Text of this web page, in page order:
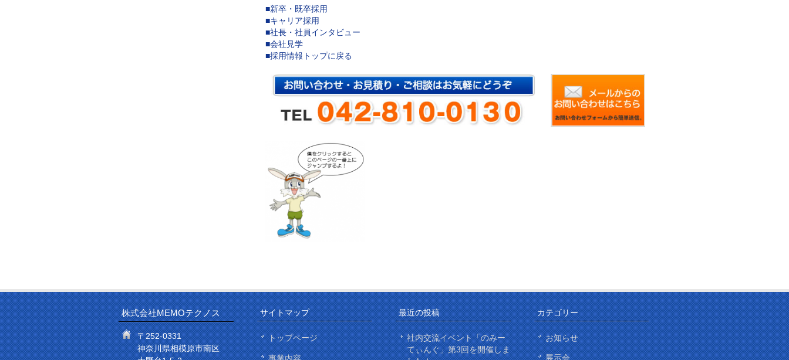
■新卒・既卒採用
■キャリア採用
■社長・社員インタビュー
■会社見学
■採用情報トップに戻る
株式会社MEMOテクノス
〒252-0331
神奈川県相模原市南区
サイトマップ
トップページ
最近の投稿
社内交流イベント「のみー
てぃんぐ」第3回を開催しま
カテゴリー
お知らせ
展示会